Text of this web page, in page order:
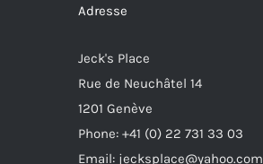
Adresse
Jeck's Place
Rue de Neuchâtel 14
1201 Genève
Phone: +41 (0) 22 731 33 03
Email: jecksplace@yahoo.com